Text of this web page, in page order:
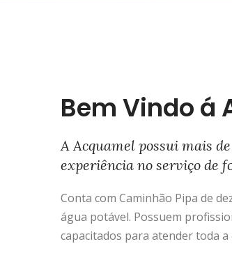
Bem Vindo á
A Acquamel possui mais
experiência no serviço de
Conta com Caminhão Pipa de
água potável. Possuem
capacitados para atender toda a